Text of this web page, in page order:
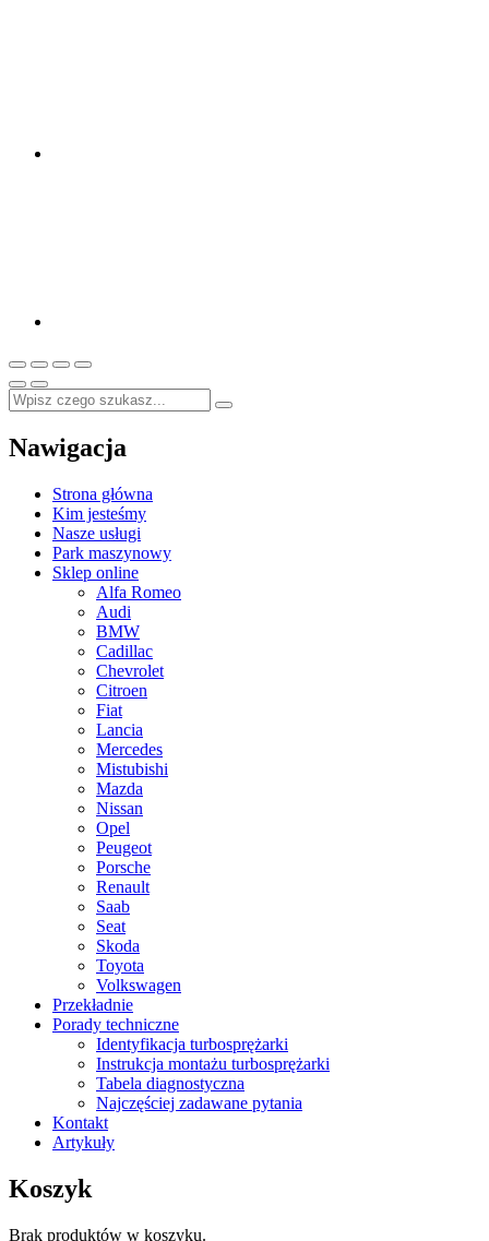
Nawigacja
Strona główna
Kim jesteśmy
Nasze usługi
Park maszynowy
Sklep online
Alfa Romeo
Audi
BMW
Cadillac
Chevrolet
Citroen
Fiat
Lancia
Mercedes
Mistubishi
Mazda
Nissan
Opel
Peugeot
Porsche
Renault
Saab
Seat
Skoda
Toyota
Volkswagen
Przekładnie
Porady techniczne
Identyfikacja turbosprężarki
Instrukcja montażu turbosprężarki
Tabela diagnostyczna
Najczęściej zadawane pytania
Kontakt
Artykuły
Koszyk
Brak produktów w koszyku.